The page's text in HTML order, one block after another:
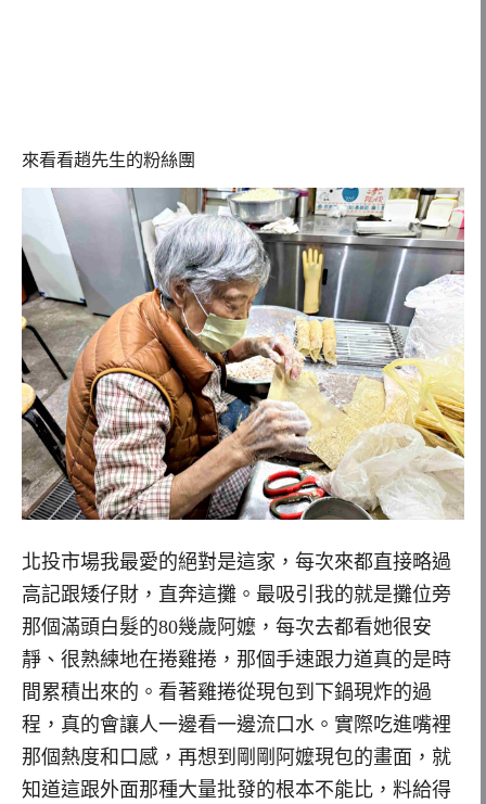
來看看趙先生的粉絲團
北投市場我最愛的絕對是這家，每次來都直接略過
高記跟矮仔財，直奔這攤。最吸引我的就是攤位旁
那個滿頭白髮的80幾歲阿嬤，每次去都看她很安
靜、很熟練地在捲雞捲，那個手速跟力道真的是時
間累積出來的。看著雞捲從現包到下鍋現炸的過
程，真的會讓人一邊看一邊流口水。實際吃進嘴裡
那個熱度和口感，再想到剛剛阿嬤現包的畫面，就
知道這跟外面那種大量批發的根本不能比，料給得